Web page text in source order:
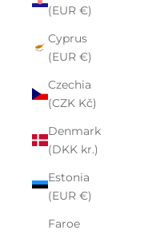
(EUR €)
Cyprus
(EUR €)
Czechia
(CZK Kč)
Denmark
(DKK kr.)
Estonia
(EUR €)
Faroe